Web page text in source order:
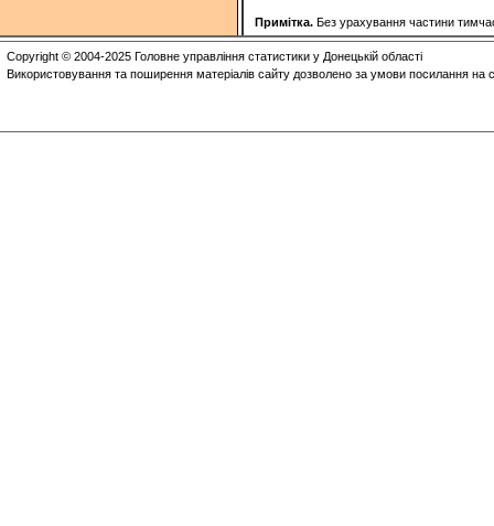
Примітка. Без урахування частини
Copyright © 2004-2025 Головне управління статистики у Донецькій області
Використовування та поширення матеріалів сайту дозволено за умови посилання на